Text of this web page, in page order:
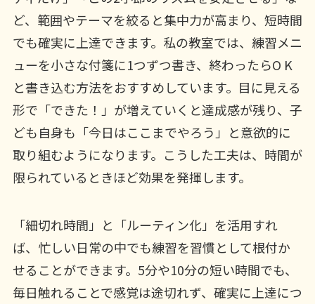
ど、範囲やテーマを絞ると集中力が高まり、短時間
でも確実に上達できます。私の教室では、練習メニ
ューを小さな付箋に1つずつ書き、終わったらO K
と書き込む方法をおすすめしています。目に見える
形で「できた！」が増えていくと達成感が残り、子
ども自身も「今日はここまでやろう」と意欲的に
取り組むようになります。こうした工夫は、時間が
限られているときほど効果を発揮します。
「細切れ時間」と「ルーティン化」を活用すれ
ば、忙しい日常の中でも練習を習慣として根付か
せることができます。5分や10分の短い時間でも、
毎日触れることで感覚は途切れず、確実に上達につ